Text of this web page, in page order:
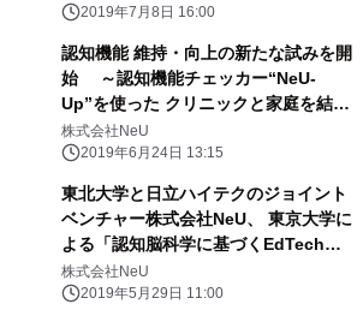
2019年7月8日 16:00
認知機能 維持・向上の新たな試みを開
始 ～認知機能チェッカー“NeU-
Up”を使った クリニックと家庭を結ぶ
新ソリューション～
株式会社NeU
2019年6月24日 13:15
東北大学と日立ハイテクのジョイント
ベンチャー株式会社NeU、 東京大学に
よる「認知脳科学に基づくEdTechの
実証実験」に協力
株式会社NeU
2019年5月29日 11:00